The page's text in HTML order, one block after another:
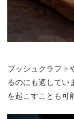
ブッシュクラフト
るのにも適してい
を起こすことも可